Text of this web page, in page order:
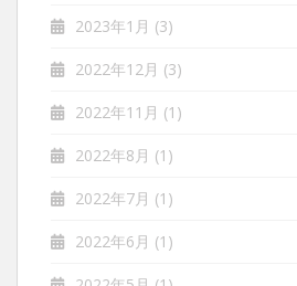
2023年1月 (3)
2022年12月 (3)
2022年11月 (1)
2022年8月 (1)
2022年7月 (1)
2022年6月 (1)